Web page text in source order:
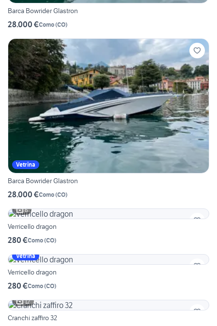
Barca Bowrider Glastron
28.000 €Como(CO)
Vetrina
Barca Bowrider Glastron
28.000 €Como(CO)
6
Verricello dragon
280 €Como(CO)
Vetrina
Verricello dragon
280 €Como(CO)
12
Cranchi zaffiro 32